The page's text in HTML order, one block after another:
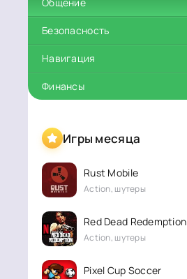
Безопасность
Навигация
Финансы
Игры месяца
Rust Mobile
Action, шутеры
Red Dead Redemption
Action, шутеры
Pixel Cup Soccer